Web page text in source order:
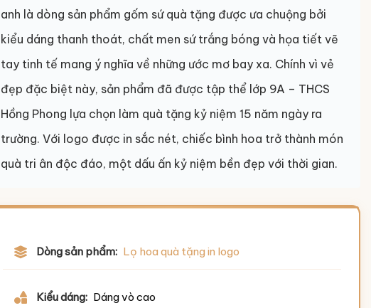
anh là dòng sản phẩm gốm sứ quà tặng được ưa chuộng bởi
kiểu dáng thanh thoát, chất men sứ trắng bóng và họa tiết vẽ
tay tinh tế mang ý nghĩa về những ước mơ bay xa. Chính vì vẻ
đẹp đặc biệt này, sản phẩm đã được tập thể lớp 9A – THCS
Hồng Phong lựa chọn làm quà tặng kỷ niệm 15 năm ngày ra
trường. Với logo được in sắc nét, chiếc bình hoa trở thành món
quà tri ân độc đáo, một dấu ấn kỷ niệm bền đẹp với thời gian.
Dòng sản phẩm: Lọ hoa quà tặng in logo
Kiểu dáng: Dáng vò cao